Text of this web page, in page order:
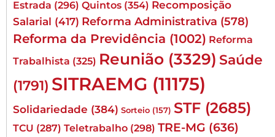
Estrada (296) Quintos (354) Recomposição
Salarial (417) Reforma Administrativa (578)
Reforma da Previdência (1002) Reforma
Trabalhista (325) Reunião (3329) Saúde
(1791) SITRAEMG (11175)
Solidariedade (384) Sorteio (157) STF (2685)
TCU (287) Teletrabalho (298) TRE-MG (636)